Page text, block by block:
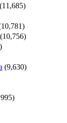
(11,685)
(10,756)
(9,630)